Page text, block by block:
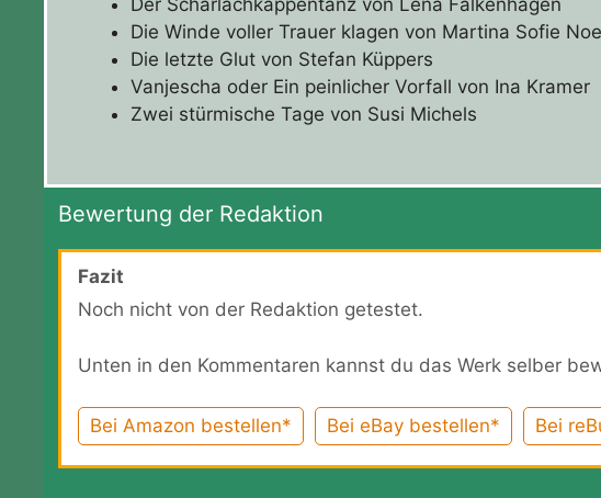
Der Scharlachkappentanz von Lena Falkenhagen
Die Winde voller Trauer klagen von Martina Sofie
Die letzte Glut von Stefan Küppers
Vanjescha oder Ein peinlicher Vorfall von Ina Kramer
Zwei stürmische Tage von Susi Michels
Bewertung der Redaktion
Fazit
Noch nicht von der Redaktion getestet.
Unten in den Kommentaren kannst du das Werk selber
Bei Amazon bestellen* Bei eBay bestellen* Bei